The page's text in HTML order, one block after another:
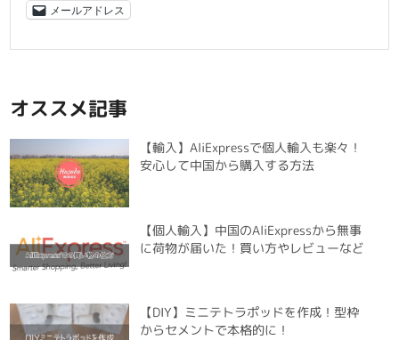
メールアドレス
オススメ記事
【輸入】AliExpressで個人輸入も楽々！
安心して中国から購入する方法
【個人輸入】中国のAliExpressから無事
に荷物が届いた！買い方やレビューなど
【DIY】ミニテトラポッドを作成！型枠
からセメントで本格的に！